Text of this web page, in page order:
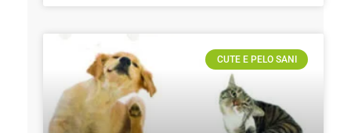
CUTE E PELO SANI